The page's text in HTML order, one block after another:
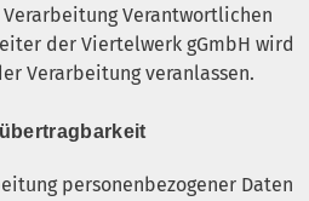
Ver­ant­wort­li­chen
der Vier­tel­werk gGmbH wird
Ver­ar­bei­tung veranlassen.
per­so­nen­be­zo­ge­ner Daten